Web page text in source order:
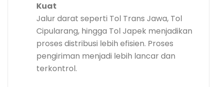
Kuat
Jalur darat seperti Tol Trans Jawa, Tol
Cipularang, hingga Tol Japek menjadikan
proses distribusi lebih efisien. Proses
pengiriman menjadi lebih lancar dan
terkontrol.